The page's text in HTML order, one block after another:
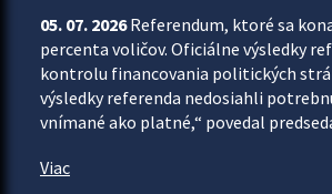
05. 07. 2026Referendum, ktoré sa
percenta voličov. Oficiálne výsledky
kontrolu financovania politických
výsledky referenda nedosiahli
vnímané ako platné,“ povedal
Viac